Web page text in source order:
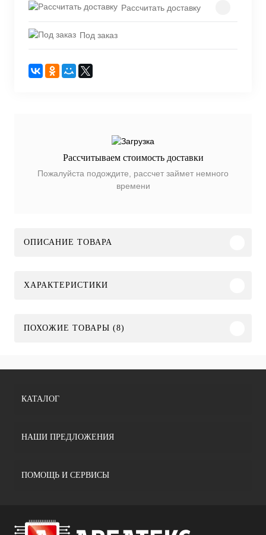
Рассчитать доставку
Под заказ
Рассчитываем стоимость доставки
Пожалуйста подождите, рассчет займет немного
времени
ОПИСАНИЕ ТОВАРА
ХАРАКТЕРИСТИКИ
ПОХОЖИЕ ТОВАРЫ (8)
КАТАЛОГ
НАШИ ПРЕДЛОЖЕНИЯ
ПОМОЩЬ И СЕРВИСЫ